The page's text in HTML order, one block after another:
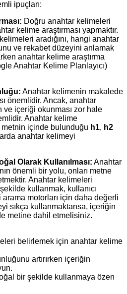
ipuçları:
Doğru anahtar kelimeleri
kelime araştırması yapmaktır.
aradığını, hangi anahtar
ve rekabet düzeyini anlamak
anahtar kelime araştırma
Anahtar Kelime Planlayıcı)
Anahtar kelimenin makalede
önemlidir. Ancak, anahtar
ve içeriği okunması zor hale
Anahtar kelime
içinde bulunduğu h1, h2
anahtar kelimeyi
Olarak Kullanılması: Anahtar
önemli bir yolu, onları metne
Anahtar kelimeleri
kullanmak, kullanıcı
arama motorları için daha değerli
sıkça kullanmaktansa, içeriğin
metine dahil etmelisiniz.
belirlemek için anahtar kelime
artırırken içeriğin
bir şekilde kullanmaya özen